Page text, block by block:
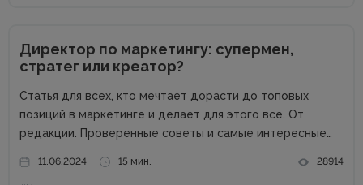
Директор по маркетингу: супермен,
стратег или креатор?
Статья для всех, кто мечтает дорасти до топовых
позиций в маркетинге и делает для этого все. От
редакции. Проверенные советы и самые интересные
на наш телеграм-канал и получайте каждую неделю
11.06.2024 15 мин. 28914